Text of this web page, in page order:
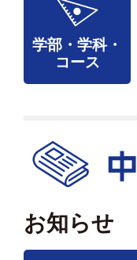
学部・学科・
コース
お知らせ